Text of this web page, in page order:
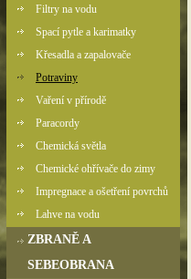
Filtry na vodu
Spací pytle a karimatky
Křesadla a zapalovače
Potraviny
Vaření v přírodě
Paracordy
Chemická světla
Chemické ohřívače do zimy
Impregnace a ošetření povrchů
Lahve na vodu
ZBRANĚ A
SEBEOBRANA